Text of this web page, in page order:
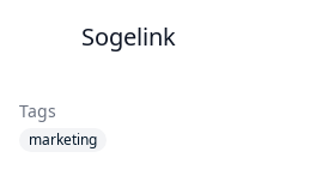
Sogelink
Tags
marketing